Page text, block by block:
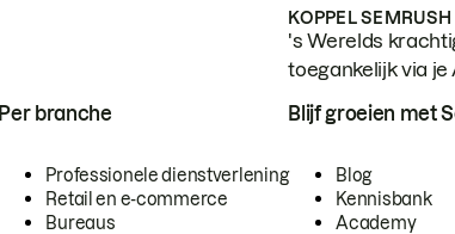
KOPPEL
's Werelds
toegankelijk via je
Per branche
Professionele dienstverlening
Retail en e-commerce
Bureaus
Blijf groeien met
Blog
Kennisbank
Academy